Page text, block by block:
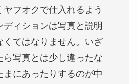
ヤフオクで仕入れるよう
ディションは写真と説明
くてはなりません。いざ
ら写真とは少し違ったな
まにあったりするのが中